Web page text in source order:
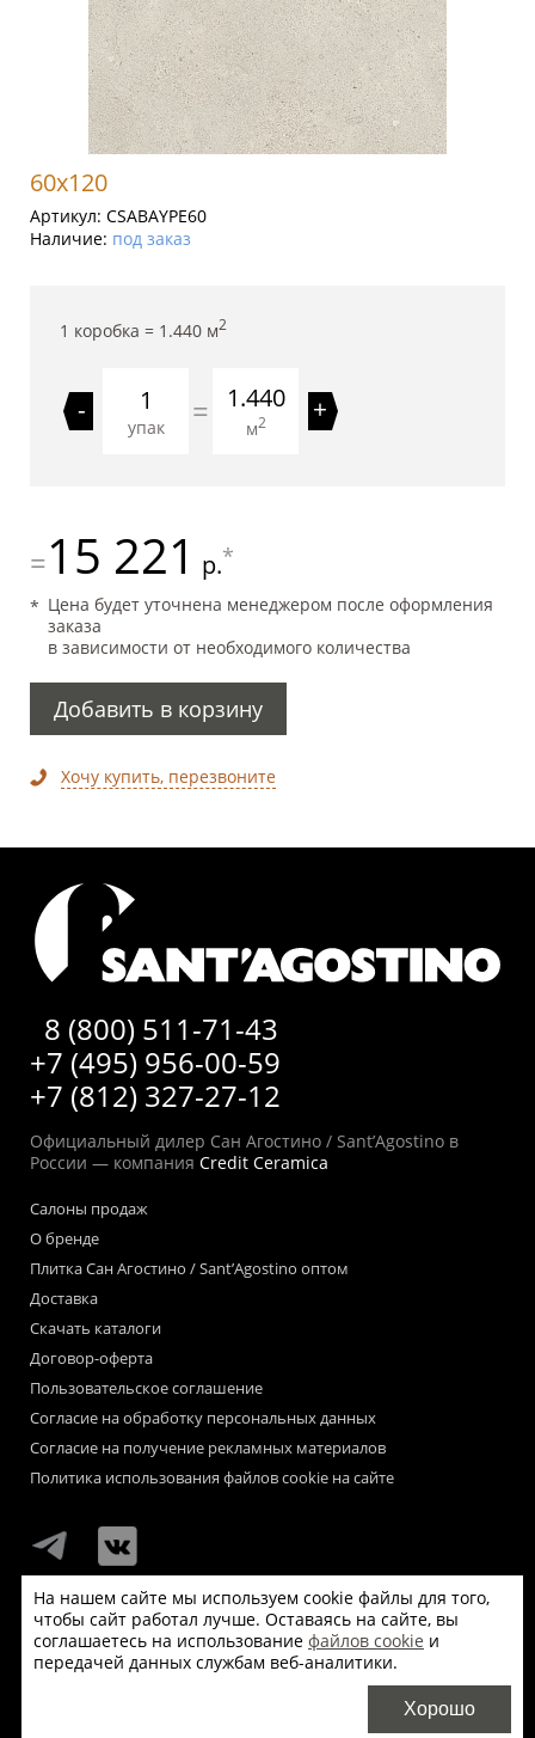
60x120
Артикул: CSABAYPE60
Наличие: под заказ
1 коробка = 1.440 м2
-
упак = 1.440
м2 +
=15 221 р.*
Цена будет уточнена менеджером после оформления
заказа
в зависимости от необходимого количества
Добавить в корзину
Хочу купить, перезвоните
8 (800) 511-71-43
+7 (495) 956-00-59
+7 (812) 327-27-12
Официальный дилер Сан Агостино / Sant’Agostino в
России — компания Credit Ceramica
Салоны продаж
О бренде
Плитка Сан Агостино / Sant’Agostino оптом
Доставка
Скачать каталоги
Договор-оферта
Пользовательское соглашение
Согласие на обработку персональных данных
Согласие на получение рекламных материалов
Политика использования файлов cookie на сайте
Мы используем файлы «cookie» для функционирования сайта.
Если Вас это не устраивает, пожалуйста, покиньте сайт.
На нашем сайте мы используем cookie файлы для того,
чтобы сайт работал лучше. Оставаясь на сайте, вы
соглашаетесь на использование файлов cookie и
передачей данных службам веб-аналитики.
Хорошо